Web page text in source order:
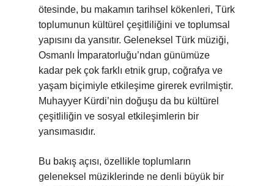
ötesinde, bu makamın tarihsel kökenleri, Türk
toplumunun kültürel çeşitliliğini ve toplumsal
yapısını da yansıtır. Geleneksel Türk müziği,
Osmanlı İmparatorluğu’ndan günümüze
kadar pek çok farklı etnik grup, coğrafya ve
yaşam biçimiyle etkileşime girerek evrilmiştir.
Muhayyer Kürdi’nin doğuşu da bu kültürel
çeşitliliğin ve sosyal etkileşimlerin bir
yansımasıdır.
Bu bakış açısı, özellikle toplumların
geleneksel müziklerinde ne denli büyük bir